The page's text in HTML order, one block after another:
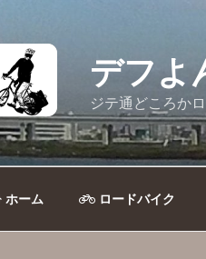
デフよ
ジテ通どころか
ホーム ロードバイク